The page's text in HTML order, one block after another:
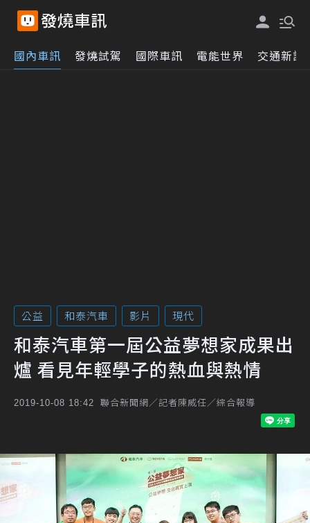
國內車訊 發燒試駕 國際車訊 電能世界 交通新訊
公益 和泰汽車 影片 現代
和泰汽車第一屆公益夢想家成果出
爐 看見年輕學子的熱血與熱情
2019-10-08 18:42 聯合新聞網／記者陳威任／綜合報導